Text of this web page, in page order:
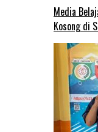
Media
Kosong di